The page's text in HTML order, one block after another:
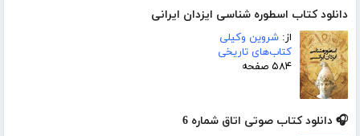
دانلود کتاب اسطوره شناسی ایزدان ایرانی
از: شروین وکیلی
کتاب‌های تاریخی
۵۸۴ صفحه
🎧 دانلود کتاب صوتی اتاق شماره 6